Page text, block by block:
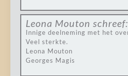
Leona Mouton schreef:
Innige deelneming met het
Veel sterkte.
Leona Mouton
Georges Magis